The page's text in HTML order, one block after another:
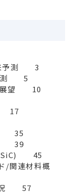
測　　3
　　5
望　　10
17
　35
　39
　　45
/関連材料概
　　57